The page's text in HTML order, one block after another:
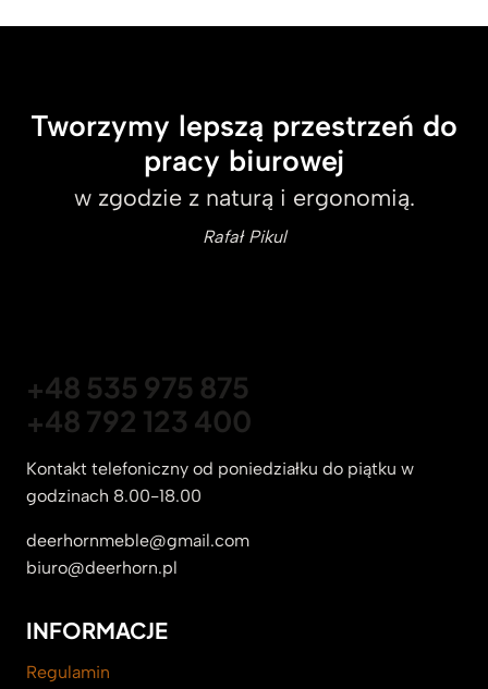
Tworzymy lepszą przestrzeń do
pracy biurowej
w zgodzie z naturą i ergonomią.
Rafał Pikul
+48 535 975 875
+48 792 123 400
Kontakt telefoniczny od poniedziałku do piątku w
godzinach 8.00-18.00
deerhornmeble@gmail.com
biuro@deerhorn.pl
INFORMACJE
Regulamin